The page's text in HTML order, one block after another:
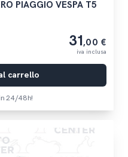
PIAGGIO VESPA T5
31,00 €
iva inclusa
carrello
24/48h!